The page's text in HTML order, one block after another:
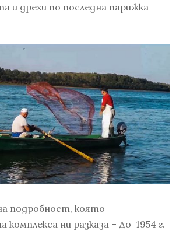
и дрехи по последна парижка
подробност, която
ни разказа – До 1954 г.